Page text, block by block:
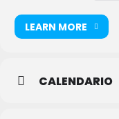
LEARN MORE
CALENDARIO